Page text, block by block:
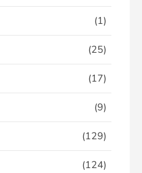
(1)
(25)
(17)
(9)
(129)
(124)